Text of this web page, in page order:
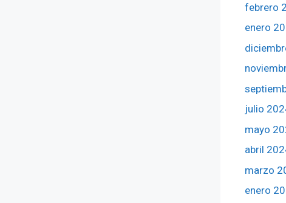
febrero
enero
julio
mayo
abril
marzo
enero